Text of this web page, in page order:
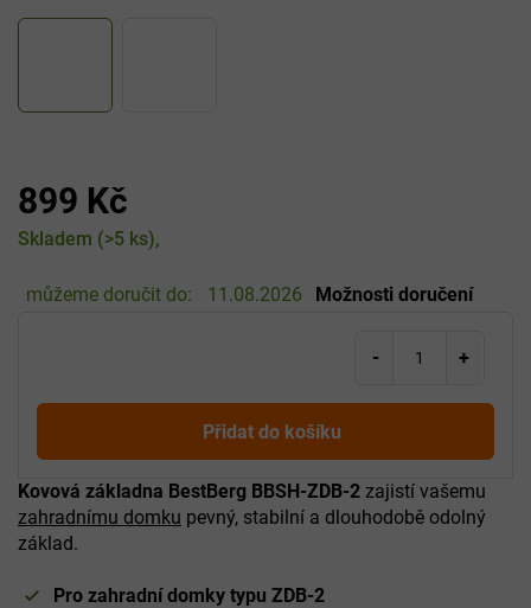
899 Kč
Měrná
Skladem (>5 ks)
můžeme doručit do: 11.08.2026 Možnosti doručení
Přidat do košíku
Kovová základna BestBerg BBSH-ZDB-2 zajistí vašemu
zahradnímu domku pevný, stabilní a dlouhodobě odolný
základ.
Pro zahradní domky typu ZDB-2